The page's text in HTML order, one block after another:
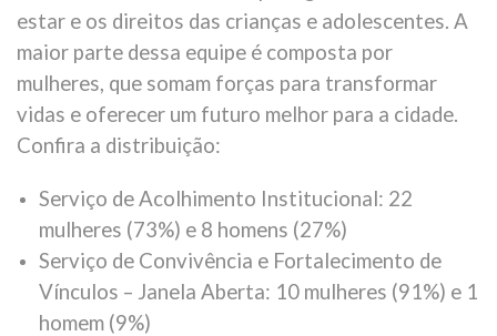
estar e os direitos das crianças e adolescentes. A
maior parte dessa equipe é composta por
mulheres, que somam forças para transformar
vidas e oferecer um futuro melhor para a cidade.
Confira a distribuição:
Serviço de Acolhimento Institucional: 22
mulheres (73%) e 8 homens (27%)
Serviço de Convivência e Fortalecimento de
Vínculos – Janela Aberta: 10 mulheres (91%) e 1
homem (9%)